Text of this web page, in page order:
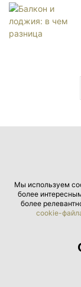
Мы используем
более
более
cookie-